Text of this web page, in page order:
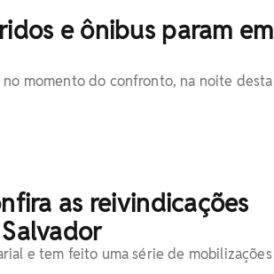
e ônibus param em
momento do confronto, na noite desta
as reivindicações
e tem feito uma série de mobilizações